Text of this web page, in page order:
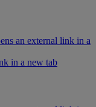
an external link in a
in a new tab